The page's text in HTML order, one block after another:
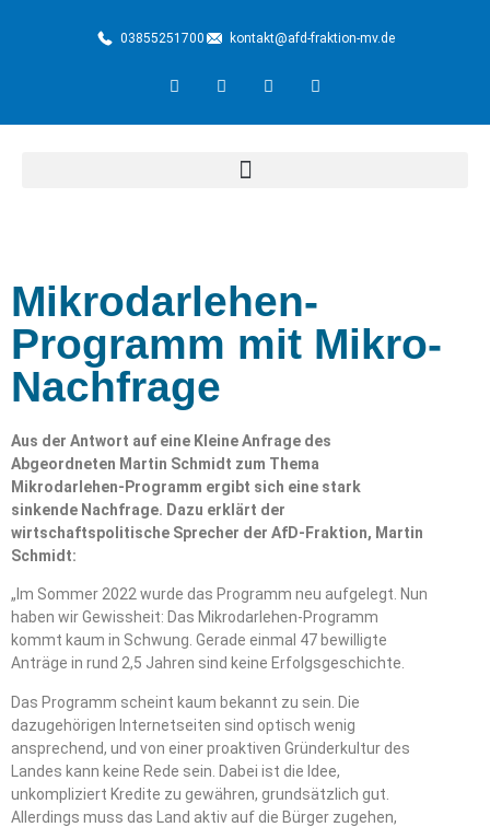
03855251700 kontakt@afd-fraktion-mv.de
Mikrodarlehen-
Programm mit Mikro-
Nachfrage
Aus der Antwort auf eine Kleine Anfrage des
Abgeordneten Martin Schmidt zum Thema
Mikrodarlehen-Programm ergibt sich eine stark
sinkende Nachfrage. Dazu erklärt der
wirtschaftspolitische Sprecher der AfD-Fraktion, Martin
Schmidt:
„Im Sommer 2022 wurde das Programm neu aufgelegt. Nun
haben wir Gewissheit: Das Mikrodarlehen-Programm
kommt kaum in Schwung. Gerade einmal 47 bewilligte
Anträge in rund 2,5 Jahren sind keine Erfolgsgeschichte.
Das Programm scheint kaum bekannt zu sein. Die
dazugehörigen Internetseiten sind optisch wenig
ansprechend, und von einer proaktiven Gründerkultur des
Landes kann keine Rede sein. Dabei ist die Idee,
unkompliziert Kredite zu gewähren, grundsätzlich gut.
Allerdings muss das Land aktiv auf die Bürger zugehen,